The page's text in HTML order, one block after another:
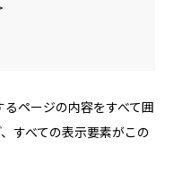
ページの内容をすべて囲
すべての表示要素がこの